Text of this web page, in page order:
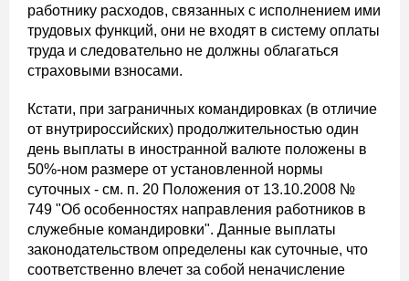
работнику расходов, связанных с исполнением ими
трудовых функций, они не входят в систему оплаты
труда и следовательно не должны облагаться
страховыми взносами.
Кстати, при заграничных командировках (в отличие
от внутрироссийских) продолжительностью один
день выплаты в иностранной валюте положены в
50%-ном размере от установленной нормы
суточных - см. п. 20 Положения от 13.10.2008 №
749 "Об особенностях направления работников в
служебные командировки". Данные выплаты
законодательством определены как суточные, что
соответственно влечет за собой неначисление